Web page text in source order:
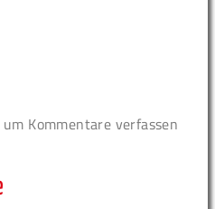
Kommentare verfassen